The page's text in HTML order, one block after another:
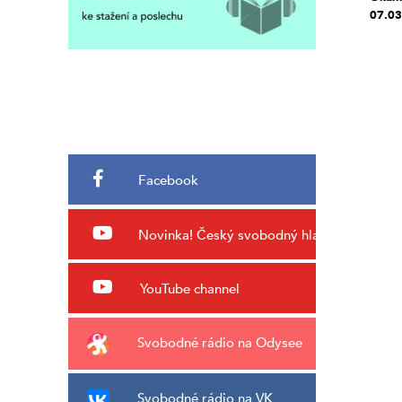
Facebook
Novinka! Český svobodný hlas
YouTube channel
Svobodné rádio na Odysee